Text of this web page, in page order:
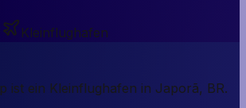
Kleinflughafen
ist ein Kleinflughafen in Japorã, BR.